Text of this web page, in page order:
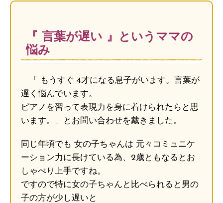
『 言葉が遅い 』というママの
悩み
「 もうすぐ 4才になる息子がいます。言葉が
遅く悩んでいます。
ピアノを習って表現力を身に着けられたらと思
います。」とお問い合わせを戴きました。
同じ年頃でも 女の子ちゃんは 元々コミュニケ
ーション力に長けている為、2歳ともなるとお
しゃべり上手ですね。
ですので特に女の子ちゃんと比べられると男の
子の方が少し遅いと